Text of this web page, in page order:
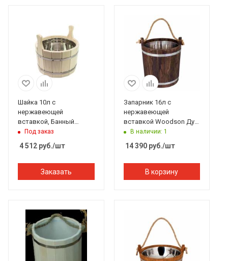
Шайка 10л с
нержавеющей
вставкой, Банный
Эксперт
Под заказ
4 512 руб./шт
Заказать
Запарник 16л с
нержавеющей
вставкой Woodson Дуб
в темном
В наличии: 1
14 390руб./шт
В корзину